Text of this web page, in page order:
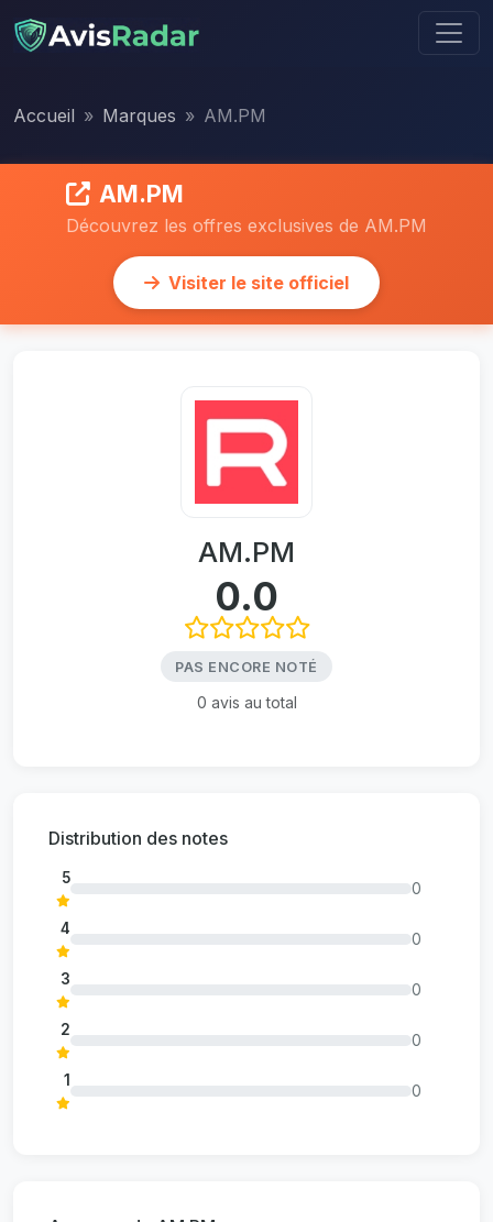
Accueil Marques AM.PM
AM.PM
Découvrez les offres exclusives de AM.PM
Visiter le site officiel
AM.PM
0.0
PAS ENCORE NOTÉ
0 avis au total
Distribution des notes
5
0
4
0
3
0
2
0
1
0